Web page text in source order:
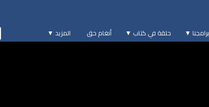
برامجنا ▼ حلقة في كتاب ▼ أنغام حق المزيد ▼